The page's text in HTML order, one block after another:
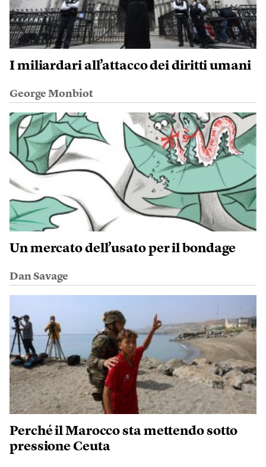
I miliardari all’attacco dei diritti umani
George Monbiot
Un mercato dell’usato per il bondage
Dan Savage
Perché il Marocco sta mettendo sotto
pressione Ceuta